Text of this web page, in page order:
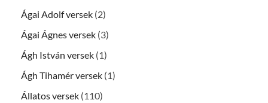
Ágai Adolf versek (2)
Ágai Ágnes versek (3)
Ágh István versek (1)
Ágh Tihamér versek (1)
Állatos versek (110)